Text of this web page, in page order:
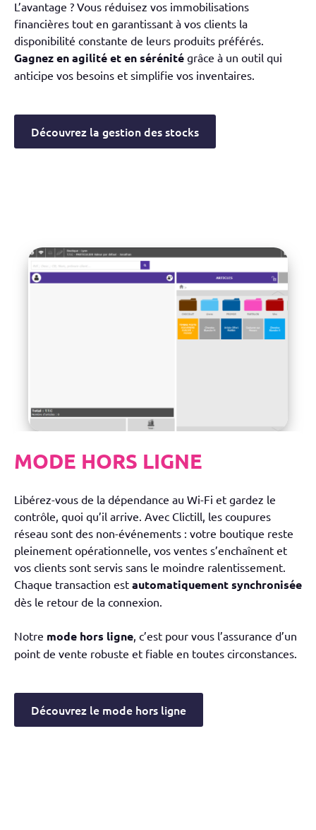
L’avantage ? Vous réduisez vos immobilisations
financières tout en garantissant à vos clients la
disponibilité constante de leurs produits préférés.
Gagnez en agilité et en sérénité grâce à un outil qui
anticipe vos besoins et simplifie vos inventaires.
Découvrez la gestion des stocks
MODE HORS LIGNE
Libérez-vous de la dépendance au Wi-Fi et gardez le
contrôle, quoi qu’il arrive. Avec Clictill, les coupures
réseau sont des non-événements : votre boutique reste
pleinement opérationnelle, vos ventes s’enchaînent et
vos clients sont servis sans le moindre ralentissement.
Chaque transaction est automatiquement synchronisée
dès le retour de la connexion.
Notre mode hors ligne , c’est pour vous l’assurance d’un
point de vente robuste et fiable en toutes circonstances.
Découvrez le mode hors ligne